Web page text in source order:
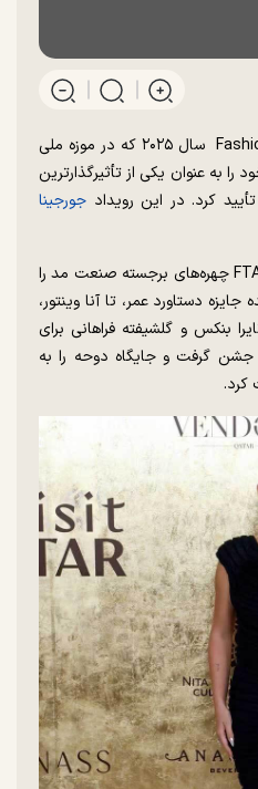
جوایز Fashion Trust Arabia سال ۲۰۲۵ که در موزه ملی
را به عنوان یکی از تأثیرگذارترین
کرد. در این رویداد جورجینا
به گزارش راستان، هفتمین دوره FTA چهره‌های برجسته صنعت مد را
جایزه دستاورد عمر، تا آنا وینتور،
بنکس و گلشیفته فراهانی برای
جشن گرفت و جایگاه دوحه را به
کرد.